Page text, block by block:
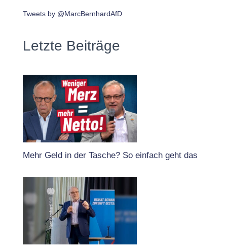
Tweets by @MarcBernhardAfD
Letzte Beiträge
Mehr Geld in der Tasche? So einfach geht das